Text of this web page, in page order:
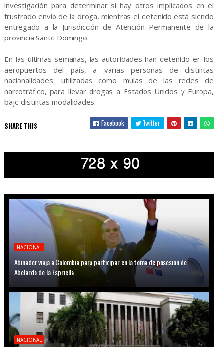
investigación para determinar si hay otros implicados en el
frustrado envío de la droga, mientras el detenido está siendo
entregado a la Jurisdicción de Atención Permanente de la
provincia Santo Domingo.
En las últimas semanas, las autoridades han detenido en los
aeropuertos del país, a varias personas de distintas
nacionalidades, utilizadas como mulas de las redes de
narcotráfico, para llevar drogas a Estados Unidos y Europa,
bajo distintas modalidades.
SHARE THIS Facebook Twitter
NACIONAL
Abinader viaja a Colombia para participar en la toma de posesión de
Abelardo de la Espriella
NACIONAL